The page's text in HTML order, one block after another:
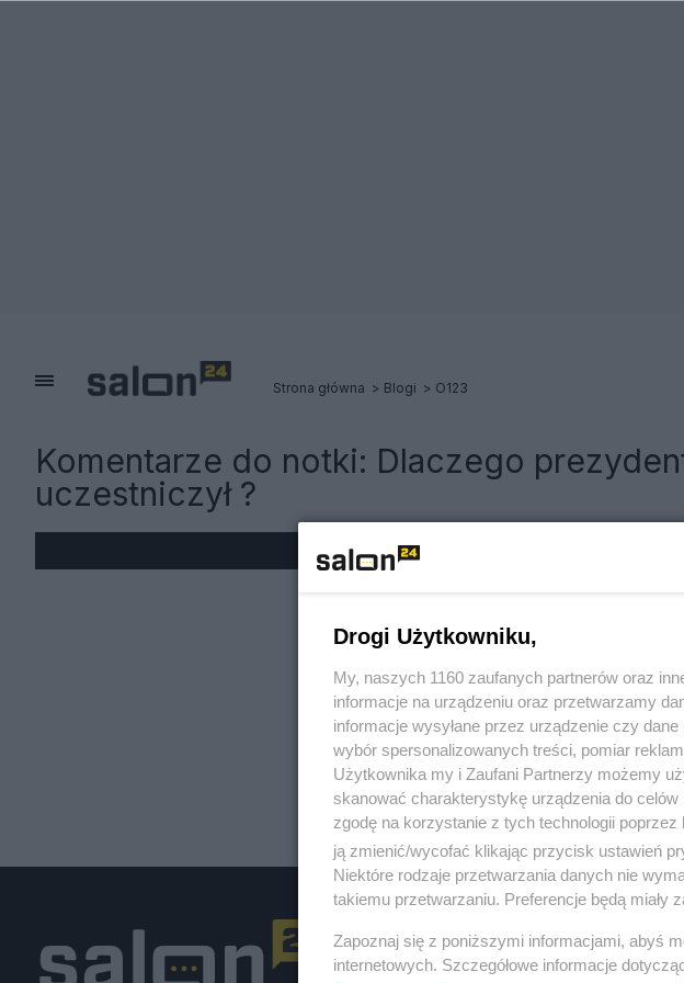
Strona główna Blogi O123
Komentarze do notki: Dlaczego
uczestniczył ?
Polityka
NATO
Drogi Użytkowniku,
My, naszych 1160 zaufanych partnerów oraz
informacje na urządzeniu oraz przetwarzamy
informacje wysyłane przez urządzenie czy
wybór spersonalizowanych treści, pomiar
Użytkownika my i Zaufani Partnerzy możemy
skanować charakterystykę urządzenia do
zgodę na korzystanie z tych technologii
ją zmienić/wycofać klikając przycisk ustawień
Niektóre rodzaje przetwarzania danych nie
takiemu przetwarzaniu. Preferencje będą miały
Zapoznaj się z poniższymi informacjami, abyś
internetowych. Szczegółowe informacje